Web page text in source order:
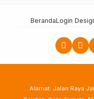
BerandaLogin
Alamat: Jalan Raya